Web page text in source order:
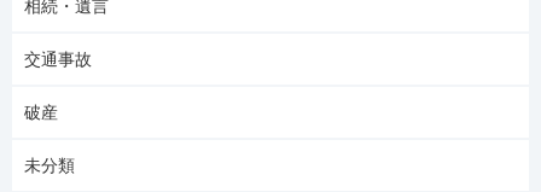
相続・遺言
交通事故
破産
未分類